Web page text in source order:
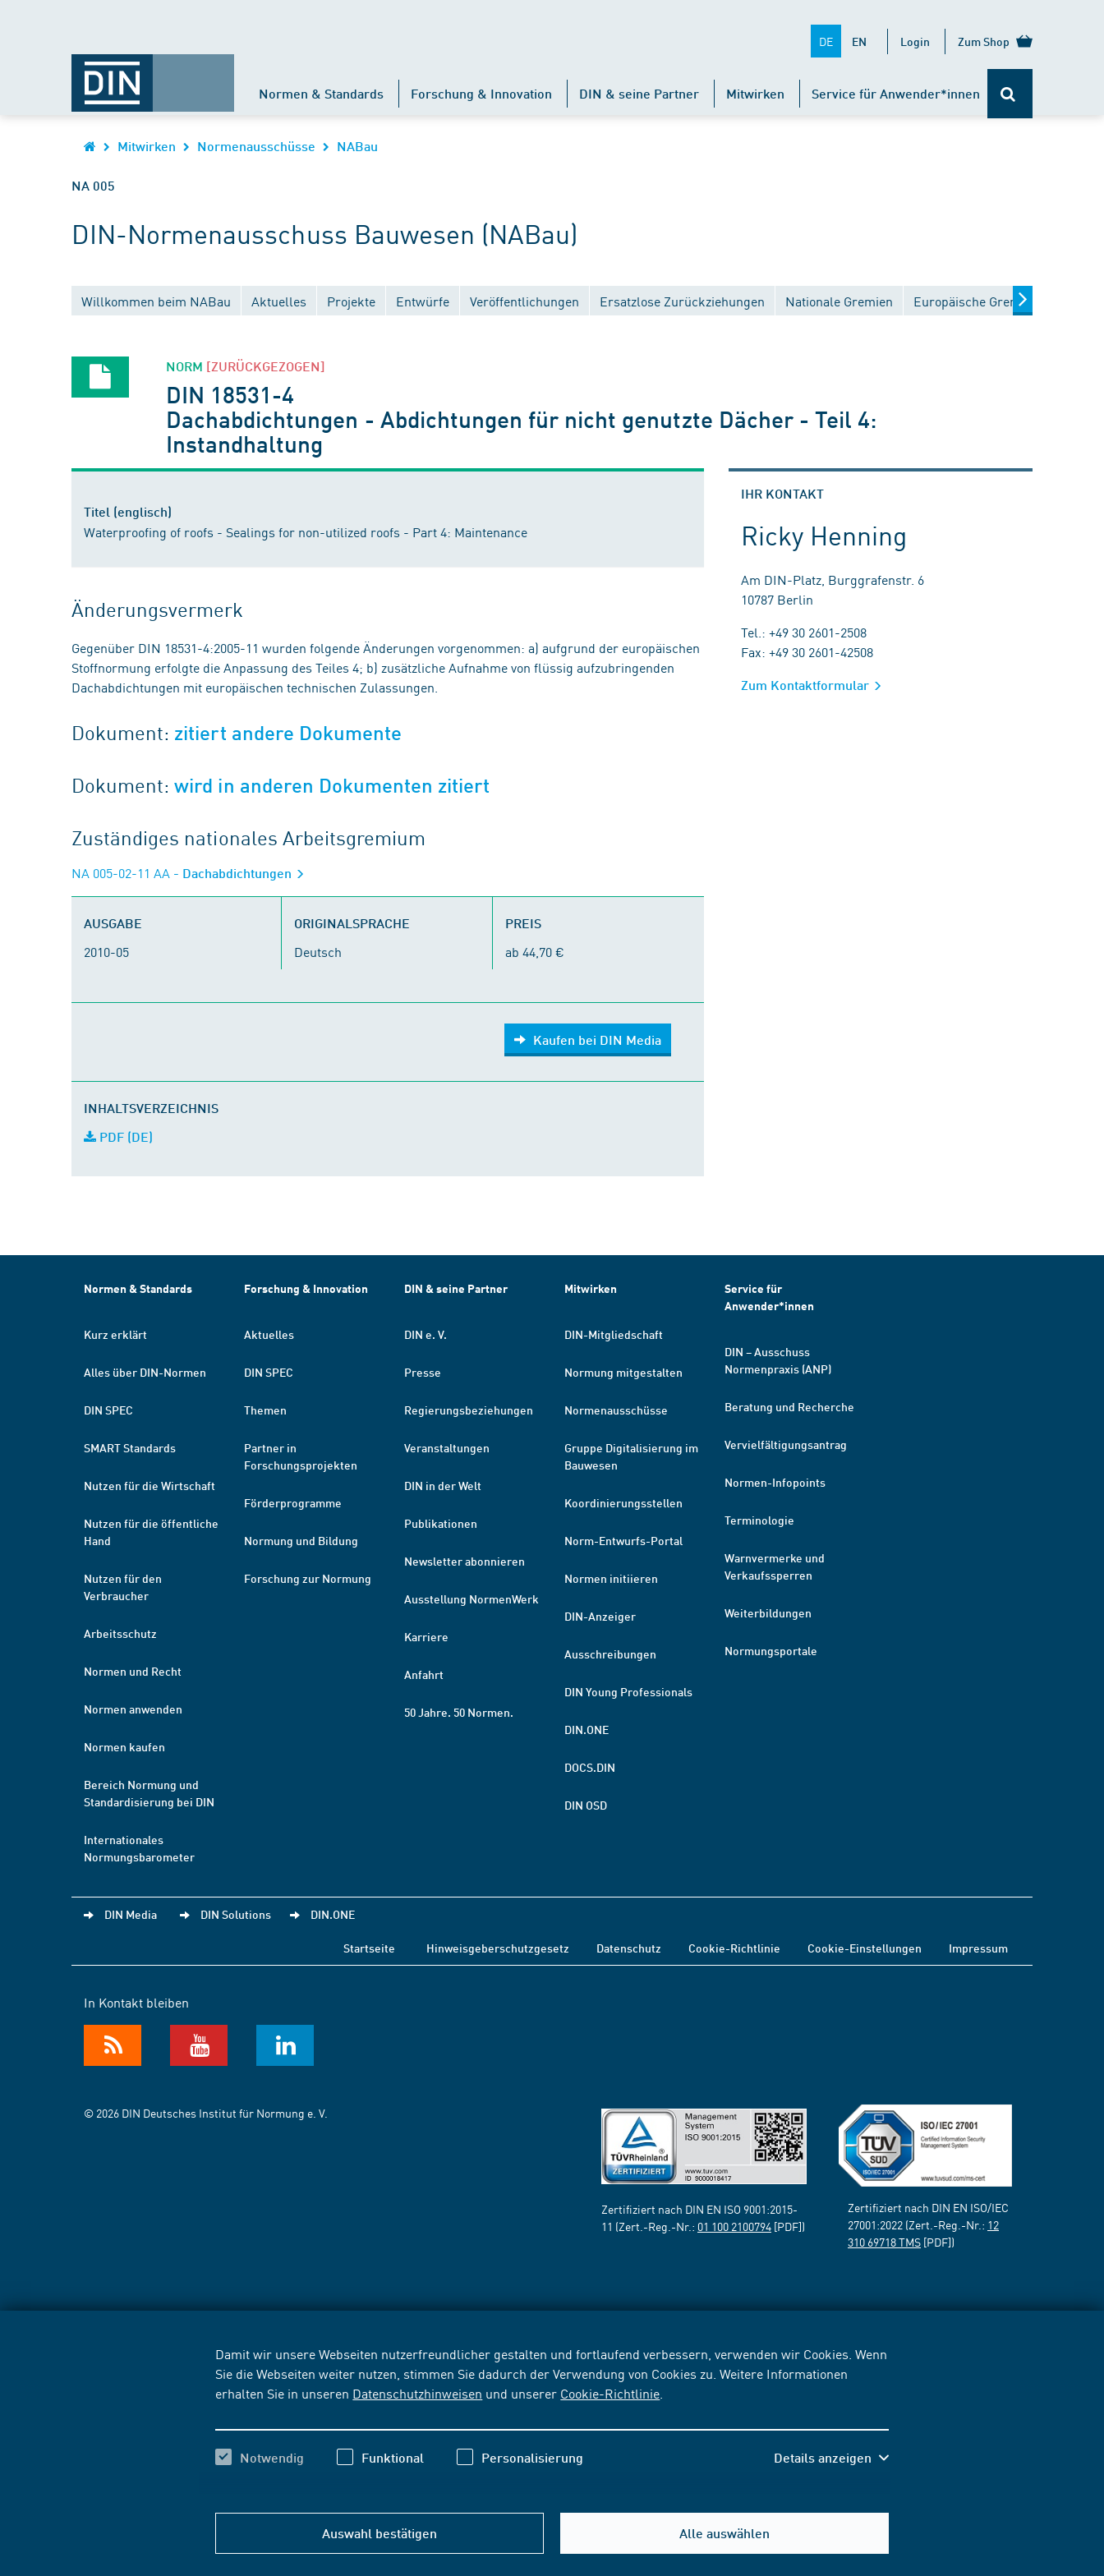
Damit wir unsere Webseiten nutzerfreundlicher gestalten und fortlaufend verbessern, verwenden wir Cookies. Wenn
Sie die Webseiten weiter nutzen, stimmen Sie dadurch der Verwendung von Cookies zu. Weitere Informationen
erhalten Sie in unseren Datenschutzhinweisen und unserer Cookie-Richtlinie
Notwendig Funktional Personalisierung Details anzeigen
Auswahl bestätigen Alle auswählen
DE EN Login Zum Shop
Normen & Standards Forschung & Innovation DIN & seine Partner Mitwirken Service für Anwender*innen
Mitwirken Normenausschüsse NABau
NA 005
DIN-Normenausschuss Bauwesen (NABau)
Willkommen beim NABau Aktuelles Projekte Entwürfe Veröffentlichungen Ersatzlose Zurückziehungen Nationale Gremien Europäische Gremien
NORM [ZURÜCKGEZOGEN]
DIN 18531-4
Dachabdichtungen - Abdichtungen für nicht genutzte Dächer - Teil 4:
Instandhaltung
Titel (englisch)
Waterproofing of roofs - Sealings for non-utilized roofs - Part 4: Maintenance
Änderungsvermerk
Gegenüber DIN 18531-4:2005-11 wurden folgende Änderungen vorgenommen: a) aufgrund der europäischen
Stoffnormung erfolgte die Anpassung des Teiles 4; b) zusätzliche Aufnahme von flüssig aufzubringenden
Dachabdichtungen mit europäischen technischen Zulassungen.
Dokument: zitiert andere Dokumente
Dokument:wird in anderen Dokumenten zitiert
Zuständiges nationales Arbeitsgremium
NA 005-02-11 AA - Dachabdichtungen
AUSGABE
2010-05
ORIGINALSPRACHE
Deutsch
PREIS
ab 44,70 €
Kaufen bei DIN Media
INHALTSVERZEICHNIS
PDF (DE)
IHR KONTAKT
Ricky Henning
Am DIN-Platz, Burggrafenstr. 6
10787 Berlin
Tel.: +49 30 2601-2508
Fax: +49 30 2601-42508
Zum Kontaktformular
Normen & Standards
Kurz erklärt
Alles über DIN-Normen
DIN SPEC
SMART Standards
Nutzen für die Wirtschaft
Nutzen für die öffentliche
Hand
Nutzen für den
Verbraucher
Arbeitsschutz
Normen und Recht
Normen anwenden
Normen kaufen
Bereich Normung und
Standardisierung bei DIN
Internationales
Normungsbarometer
Forschung & Innovation
Aktuelles
DIN SPEC
Themen
Partner in
Forschungsprojekten
Förderprogramme
Normung und Bildung
Forschung zur Normung
DIN & seine Partner
DIN e. V.
Presse
Regierungsbeziehungen
Veranstaltungen
DIN in der Welt
Publikationen
Newsletter abonnieren
Ausstellung NormenWerk
Karriere
Anfahrt
50 Jahre. 50 Normen.
Mitwirken
DIN-Mitgliedschaft
Normung mitgestalten
Normenausschüsse
Gruppe Digitalisierung im
Bauwesen
Koordinierungsstellen
Norm-Entwurfs-Portal
Normen initiieren
DIN-Anzeiger
Ausschreibungen
DIN Young Professionals
DIN.ONE
DOCS.DIN
DIN OSD
Service für
Anwender*innen
DIN – Ausschuss
Normenpraxis (ANP)
Beratung und Recherche
Vervielfältigungsantrag
Normen-Infopoints
Terminologie
Warnvermerke und
Verkaufssperren
Weiterbildungen
Normungsportale
DIN Media DIN Solutions DIN.ONE
Startseite Hinweisgeberschutzgesetz Datenschutz Cookie-Richtlinie Cookie-Einstellungen Impressum
In Kontakt bleiben
© 2026 DIN Deutsches Institut für Normung e. V.
Zertifiziert nach DIN EN ISO 9001:2015-
11 (Zert.-Reg.-Nr.: 01 100 2100794 [PDF])
Zertifiziert nach DIN EN ISO/IEC
27001:2022 (Zert.-Reg.-Nr.: 12
310 69718 TMS [PDF])